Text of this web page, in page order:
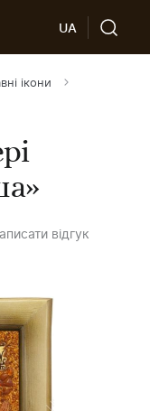
UA
ікони
відгук